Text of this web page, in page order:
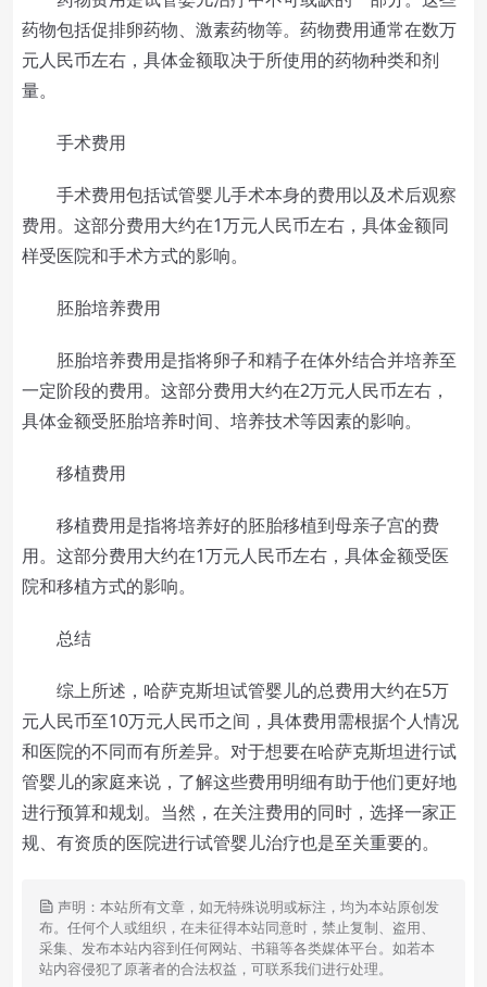
药物包括促排卵药物、激素药物等。药物费用通常在数万
元人民币左右，具体金额取决于所使用的药物种类和剂
量。
手术费用
手术费用包括试管婴儿手术本身的费用以及术后观察
费用。这部分费用大约在1万元人民币左右，具体金额同
样受医院和手术方式的影响。
胚胎培养费用
胚胎培养费用是指将卵子和精子在体外结合并培养至
一定阶段的费用。这部分费用大约在2万元人民币左右，
具体金额受胚胎培养时间、培养技术等因素的影响。
移植费用
移植费用是指将培养好的胚胎移植到母亲子宫的费
用。这部分费用大约在1万元人民币左右，具体金额受医
院和移植方式的影响。
总结
综上所述，哈萨克斯坦试管婴儿的总费用大约在5万
元人民币至10万元人民币之间，具体费用需根据个人情况
和医院的不同而有所差异。对于想要在哈萨克斯坦进行试
管婴儿的家庭来说，了解这些费用明细有助于他们更好地
进行预算和规划。当然，在关注费用的同时，选择一家正
规、有资质的医院进行试管婴儿治疗也是至关重要的。
声明：本站所有文章，如无特殊说明或标注，均为本站原创发
布。任何个人或组织，在未征得本站同意时，禁止复制、盗用、
采集、发布本站内容到任何网站、书籍等各类媒体平台。如若本
站内容侵犯了原著者的合法权益，可联系我们进行处理。